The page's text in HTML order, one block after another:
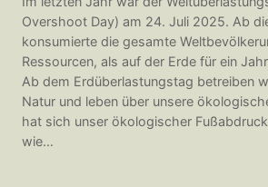
Overshoot Day) am 24. Juli 2025. Ab
konsumierte die gesamte
Ressourcen, als auf der Erde für ein
Ab dem Erdüberlastungstag betreiben
Natur und leben über unsere
hat sich unser ökologischer
wie…